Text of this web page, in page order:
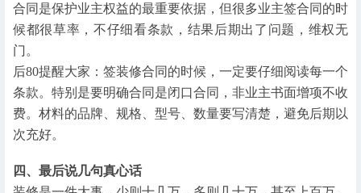
合同是保护业主权益的最重要依据，但很多业主签合同的时
候都很草率，不仔细看条款，结果后期出了问题，维权无
门。
后80提醒大家：签装修合同的时候，一定要仔细阅读每一个
条款。特别是要明确合同是闭口合同，非业主书面增项不收
费。材料的品牌、规格、型号、数量要写清楚，避免后期以
次充好。
四、最后说几句真心话